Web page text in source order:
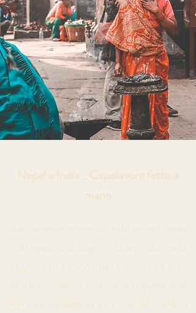
Nepal e India _ Capolavoro fatto a
mano
Storicamente le aree dell'India settentrionale
e del Nepal sono luoghi in cui la produzione di
tappeti fatti a mano è parte integrante dello
sviluppo sociale. La produzione in queste aree
non è paragonabile ad altre aree del mondo. I